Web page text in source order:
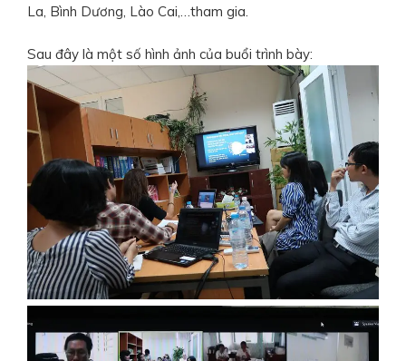
La, Bình Dương, Lào Cai,…tham gia.
Sau đây là một số hình ảnh của buổi trình bày: